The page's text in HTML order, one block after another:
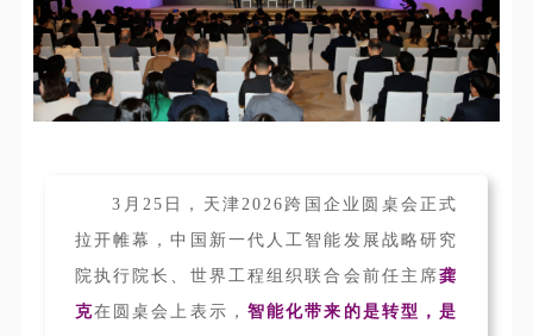
3月25日，天津2026跨国企业圆桌会正式
拉开帷幕，中国新一代人工智能发展战略研究
院 执行院长、世界工程组织联合会前任主席龚
克在圆桌会上表示， 智能化带来的是转型，是